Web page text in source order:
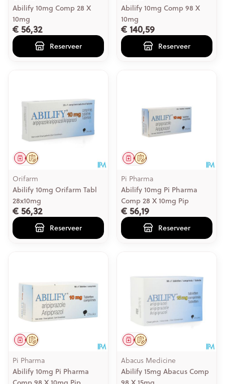
Abilify 10mg Comp 28 X
10mg
€ 56,32
Reserveer
Abilify 10mg Comp 98 X
10mg
€ 140,59
Reserveer
Op voorschrift
Geneesmiddel
Orifarm
Abilify 10mg Orifarm Tabl
28x10mg
€ 56,32
Reserveer
Op voorschrift
Geneesmiddel
Pi Pharma
Abilify 10mg Pi Pharma
Comp 28 X 10mg Pip
€ 56,19
Reserveer
Op voorschrift
Geneesmiddel
Pi Pharma
Abilify 10mg Pi Pharma
Op voorschrift
Geneesmiddel
Abacus Medicine
Abilify 15mg Abacus Comp